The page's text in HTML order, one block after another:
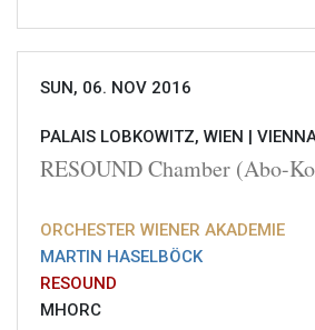
SUN, 06. NOV 2016
PALAIS LOBKOWITZ, WIEN |
RESOUND Chamber (Abo-
ORCHESTER WIENER AKADEMIE
MARTIN HASELBÖCK
RESOUND
MHORC